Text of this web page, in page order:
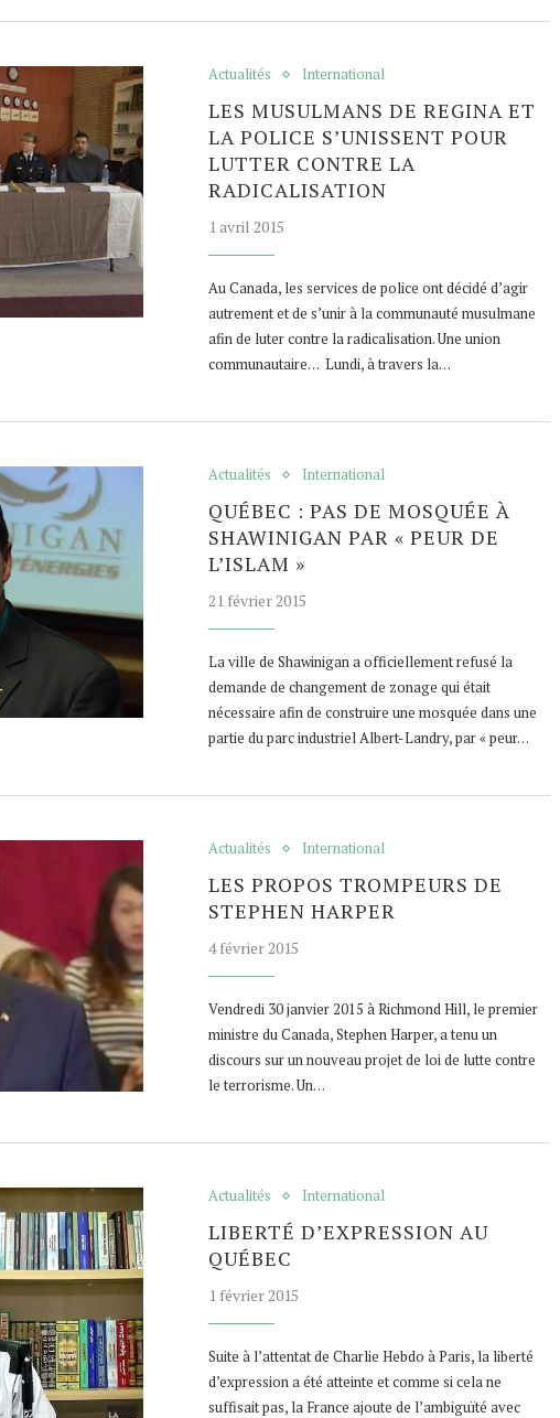
Actualités International
LES MUSULMANS DE REGINA ET
LA POLICE S’UNISSENT POUR
LUTTER CONTRE LA
RADICALISATION
1 avril 2015
Au Canada, les services de police ont décidé d’agir
autrement et de s’unir à la communauté musulmane
afin de luter contre la radicalisation. Une union
communautaire… Lundi, à travers la…
Actualités International
QUÉBEC : PAS DE MOSQUÉE À
SHAWINIGAN PAR « PEUR DE
L’ISLAM »
21 février 2015
La ville de Shawinigan a officiellement refusé la
demande de changement de zonage qui était
nécessaire afin de construire une mosquée dans une
partie du parc industriel Albert-Landry, par « peur…
Actualités International
LES PROPOS TROMPEURS DE
STEPHEN HARPER
4 février 2015
Vendredi 30 janvier 2015 à Richmond Hill, le premier
ministre du Canada, Stephen Harper, a tenu un
discours sur un nouveau projet de loi de lutte contre
le terrorisme. Un…
Actualités International
LIBERTÉ D’EXPRESSION AU
QUÉBEC
1 février 2015
Suite à l’attentat de Charlie Hebdo à Paris, la liberté
d’expression a été atteinte et comme si cela ne
suffisait pas, la France ajoute de l’ambiguïté avec